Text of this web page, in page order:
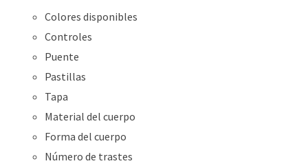
Colores disponibles
Controles
Puente
Pastillas
Tapa
Material del cuerpo
Forma del cuerpo
Número de trastes